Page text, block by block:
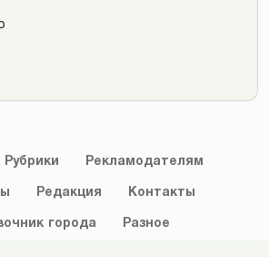
Рубрики Рекламодателям
Редакция Контакты
города Разное